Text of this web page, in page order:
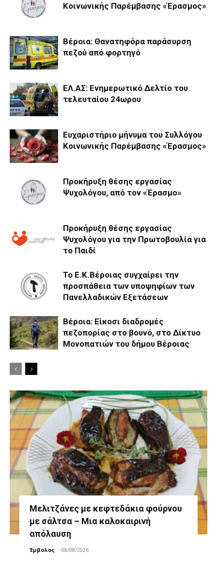
Κοινωνικής Παρέμβασης «Έρασμος»
Βέροια: Θανατηφόρα παράσυρση
πεζού από φορτηγό
ΕΛ.ΑΣ: Ενημερωτικό Δελτίο του
τελευταίου 24ωρου
Ευχαριστήριο μήνυμα του Συλλόγου
Κοινωνικής Παρέμβασης «Έρασμος»
Προκήρυξη θέσης εργασίας
Ψυχολόγου, από τον «Έρασμο»
Προκήρυξη θέσης εργασίας
Ψυχολόγου για την Πρωτοβουλία για
το Παιδί
Το Ε.Κ.Βέροιας συγχαίρει την
προσπάθεια των υποψηφίων των
Πανελλαδικών Εξετάσεων
Βέροια: Είκοσι διαδρομές
πεζοπορίας στο βουνό, στο Δίκτυο
Μονοπατιών του δήμου Βέροιας
Μελιτζάνες με κεφτεδάκια φούρνου
με σάλτσα – Μια καλοκαιρινή
απόλαυση
Έμβολος - 08/08/2026